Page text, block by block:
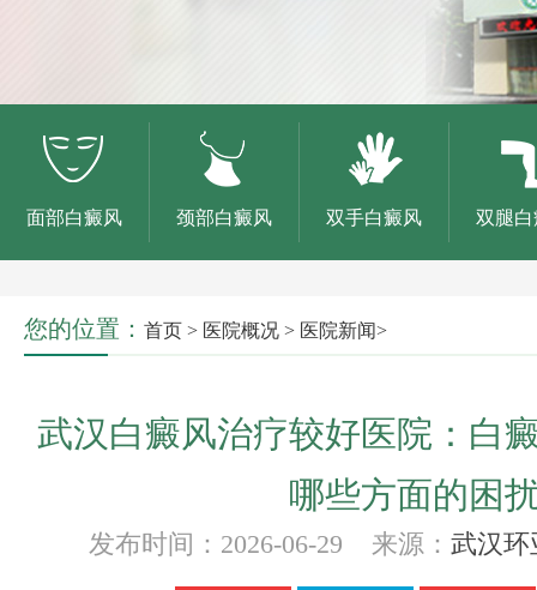
面部白癜风 颈部白癜风 双手白癜风 双腿
您的位置： 首页 > 医院概况 > 医院新闻>
武汉白癜风治疗较好医院：白
哪些方面的困
发布时间：2026-06-29 来源： 武汉环